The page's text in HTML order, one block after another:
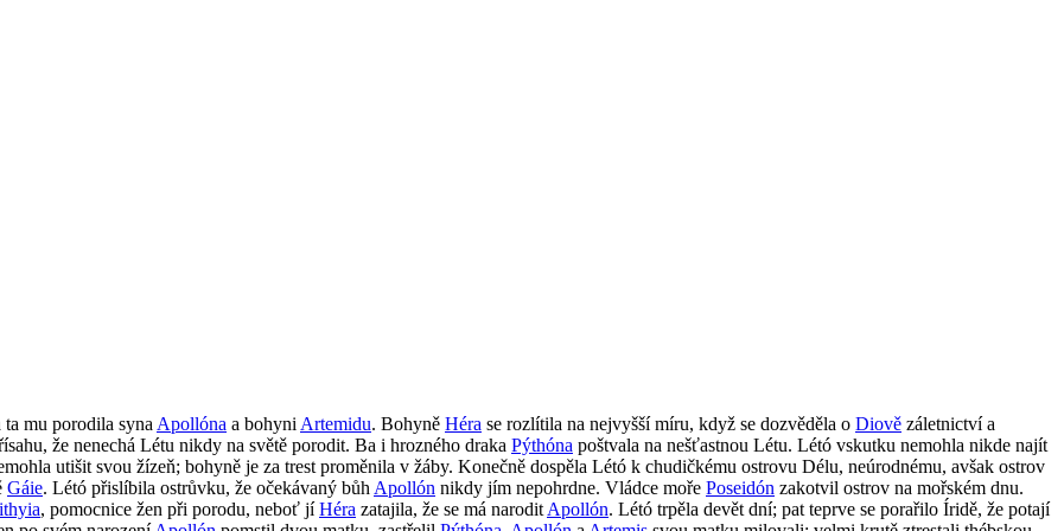
mu porodila syna Apollóna a bohyni Artemidu. Bohyně Héra se rozlítila na nejvyšší míru, když se dozvěděla o Diově záletnictví a
že nenechá Létu nikdy na světě porodit. Ba i hrozného draka Pýthóna poštvala na nešťastnou Létu. Létó vskutku nemohla nikde najít
utišit svou žízeň; bohyně je za trest proměnila v žáby. Konečně dospěla Létó k chudičkému ostrovu Délu, neúrodnému, avšak ostrov
Gáie. Létó přislíbila ostrůvku, že očekávaný bůh Apollón nikdy jím nepohrdne. Vládce moře Poseidón zakotvil ostrov na mořském dnu.
, pomocnice žen při porodu, neboť jíHéra zatajila, že se má narodit Apollón. Létó trpěla devět dní; pat teprve se porařilo Íridě, že potají